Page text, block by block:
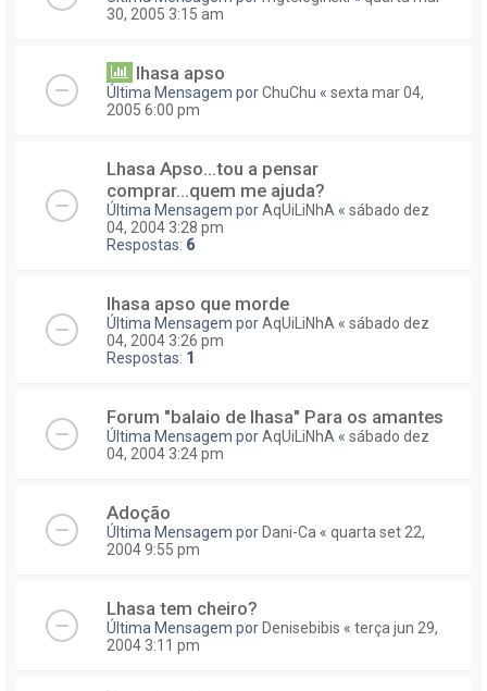
30, 2005 3:15 am
lhasa apso
Última Mensagem porChuChu « sexta mar 04,
2005 6:00 pm
Lhasa Apso...tou a pensar
comprar...quem me ajuda?
Última Mensagem porAqUiLiNhA « sábado dez
04, 2004 3:28 pm
Respostas: 6
lhasa apso que morde
Última Mensagem porAqUiLiNhA « sábado dez
04, 2004 3:26 pm
Respostas: 1
Forum "balaio de lhasa" Para os amantes
Última Mensagem porAqUiLiNhA « sábado dez
04, 2004 3:24 pm
Adoção
Última Mensagem por Dani-Ca « quarta set 22,
2004 9:55 pm
Lhasa tem cheiro?
Última Mensagem por Denisebibis « terça jun 29,
2004 3:11 pm